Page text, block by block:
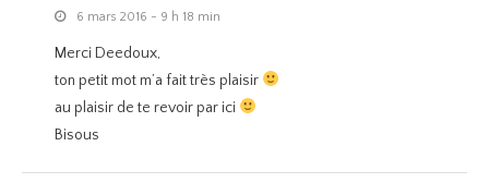
6 mars 2016 - 9 h 18 min
Merci Deedoux,
ton petit mot m’a fait très plaisir
au plaisir de te revoir par ici
Bisous